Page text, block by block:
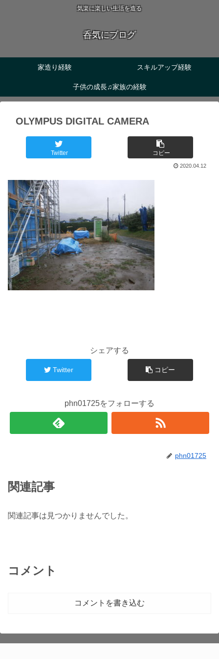
気楽に楽しい生活を造る
呑気にブログ
家造り経験 スキルアップ経験
子供の成長♫家族の経験
OLYMPUS DIGITAL CAMERA
Twitter コピー
2020.04.12
シェアする
Twitter コピー
phn01725をフォローする
phn01725
関連記事
関連記事は見つかりませんでした。
コメント
コメントを書き込む